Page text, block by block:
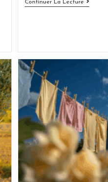
Continuer La LectureRéussir
Secrets